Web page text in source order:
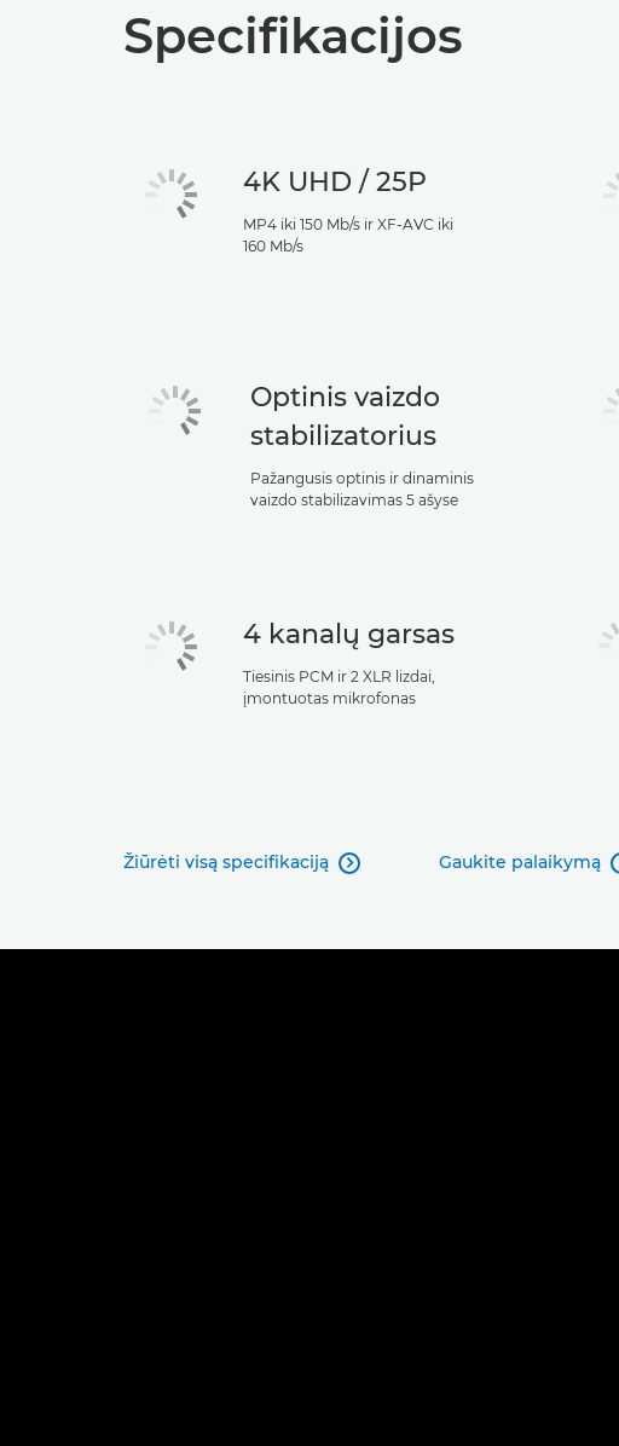
Specifikacijos
4K UHD / 25P
MP4 iki 150 Mb/s ir XF-AVC iki
160 Mb/s
Optinis vaizdo
stabilizatorius
Pažangusis optinis ir dinaminis
vaizdo stabilizavimas 5 ašyse
4 kanalų garsas
Tiesinis PCM ir 2 XLR lizdai,
įmontuotas mikrofonas
Žiūrėti visą specifikaciją  Gaukite palaikymą